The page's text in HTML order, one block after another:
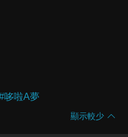
哆啦A夢
顯示較少